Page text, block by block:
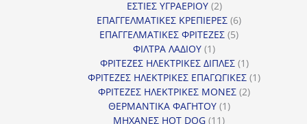
ΕΣΤΙΕΣ ΥΓΡΑΕΡΙΟΥ 22
προϊόντα
ΕΠΑΓΓΕΛΜΑΤΙΚΕΣ ΚΡΕΠΙΕΡΕΣ 66
προϊόντα
ΕΠΑΓΓΕΛΜΑΤΙΚΕΣ ΦΡΙΤΕΖΕΣ 55
ΦΙΛΤΡΑ ΛΑΔΙΟΥ 11
προϊόν
ΦΡΙΤΕΖΕΣ ΗΛΕΚΤΡΙΚΕΣ ΔΙΠΛΕΣ 11
προϊόν
ΦΡΙΤΕΖΕΣ ΗΛΕΚΤΡΙΚΕΣ ΕΠΑΓΩΓΙΚΕΣ 11
ΦΡΙΤΕΖΕΣ ΗΛΕΚΤΡΙΚΕΣ ΜΟΝΕΣ 22
ΘΕΡΜΑΝΤΙΚΑ ΦΑΓΗΤΟΥ 11
ΜΗΧΑΝΕΣ HOT DOG 1111